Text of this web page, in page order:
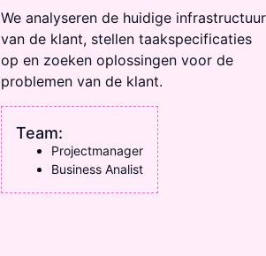
We analyseren de huidige infra­structuur
van de klant, stellen taak­specifi­caties
op en zoeken oplossingen voor de
problemen van de klant.
Team:
Projectmanager
Business Analist